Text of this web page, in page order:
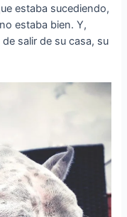
estaba sucediendo,
estaba bien. Y,
salir de su casa, su